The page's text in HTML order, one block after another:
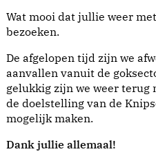
Wat mooi dat jullie weer
bezoeken.
De afgelopen tijd zijn we
aanvallen vanuit de
gelukkig zijn we weer terug
de doelstelling van de
mogelijk maken.
Dank jullie allemaal!